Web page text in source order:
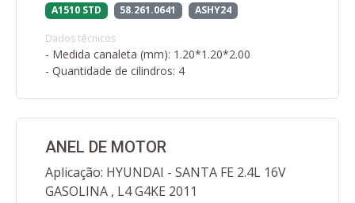
A1510 STD
58.261.0641 ASHY24
Dados técnicos
- Medida canaleta (mm): 1.20*1.20*2.00
- Quantidade de cilindros: 4
ANEL DE MOTOR
Aplicação: HYUNDAI - SANTA FE 2.4L 16V
GASOLINA , L4 G4KE 2011